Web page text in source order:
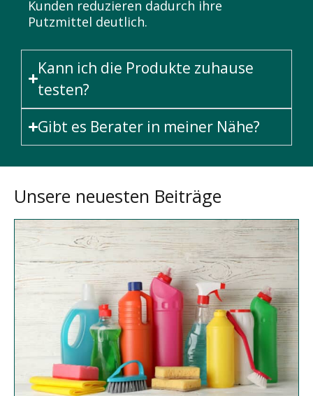
Kunden reduzieren dadurch ihre
Putzmittel deutlich.
Kann ich die Produkte zuhause
testen?
Gibt es Berater in meiner Nähe?
Unsere neuesten Beiträge